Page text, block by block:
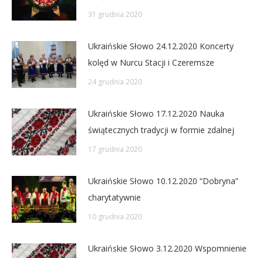
31 grudnia 2020
Ukraińskie Słowo 24.12.2020 Koncerty
kolęd w Nurcu Stacji i Czeremsze
24 grudnia 2020
Ukraińskie Słowo 17.12.2020 Nauka
świątecznych tradycji w formie zdalnej
17 grudnia 2020
Ukraińskie Słowo 10.12.2020 “Dobryna”
charytatywnie
10 grudnia 2020
Ukraińskie Słowo 3.12.2020 Wspomnienie